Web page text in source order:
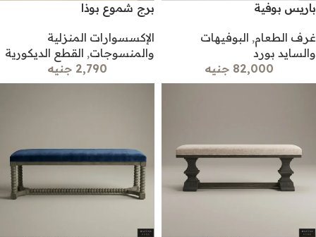
باريس بوفية
غرف الطعام, البوفيهات
والسايد بورد
82,000 جنيه
برج شموع بوذا
الإكسسوارات المنزلية
والمنسوجات, القطع الديكورية
2,790 جنيه